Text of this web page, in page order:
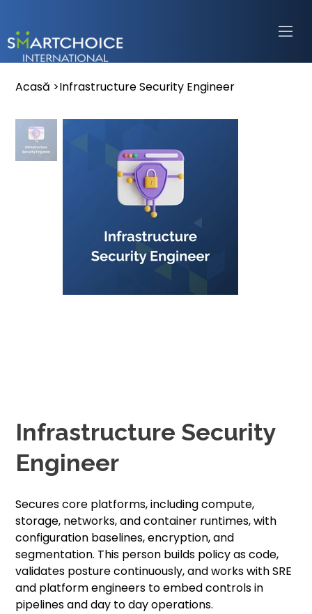
Acasă >Infrastructure Security Engineer
Infrastructure Security
Engineer
Secures core platforms, including compute,
storage, networks, and container runtimes, with
configuration baselines, encryption, and
segmentation. This person builds policy as code,
validates posture continuously, and works with SRE
and platform engineers to embed controls in
pipelines and day to day operations.